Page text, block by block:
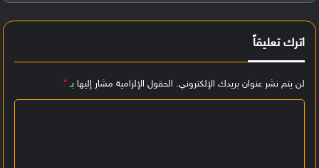
اترك تعليقاً
لن يتم نشر عنوان بريدك الإلكتروني. الحقول الإلزامية مشار إليها بـ*